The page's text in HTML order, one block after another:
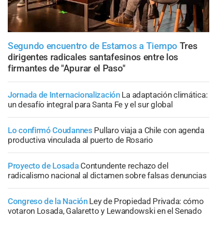
Segundo encuentro de Estamos a Tiempo Tres
dirigentes radicales santafesinos entre los
firmantes de "Apurar el Paso"
Jornada de Internacionalización La adaptación climática:
un desafío integral para Santa Fe y el sur global
Lo confirmó Coudannes Pullaro viaja a Chile con agenda
productiva vinculada al puerto de Rosario
Proyecto de Losada Contundente rechazo del
radicalismo nacional al dictamen sobre falsas denuncias
Congreso de la Nación Ley de Propiedad Privada: cómo
votaron Losada, Galaretto y Lewandowski en el Senado